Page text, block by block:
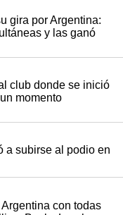
gira por Argentina:
y las ganó
club donde se inició
momento
a subirse al podio en
con todas